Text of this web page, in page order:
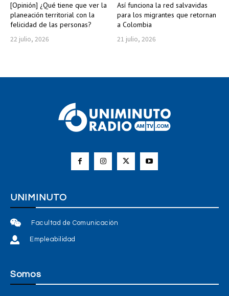
[Opinión] ¿Qué tiene que ver la
planeación territorial con la
felicidad de las personas?
22 julio, 2026
Así funciona la red salvavidas
para los migrantes que retornan
a Colombia
21 julio, 2026
UNIMINUTO
Facultad de Comunicación
Empleabilidad
Somos